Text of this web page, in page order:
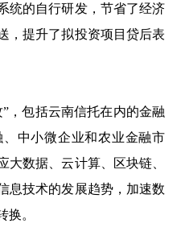
统的自行研发，节省了经济
，提升了拟投资项目贷后表
，包括云南信托在内的金融
中小微企业和农业金融市
大数据、云计算、区块链、
息技术的发展趋势，加速数
换。